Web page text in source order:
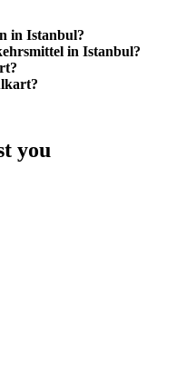
in Istanbul?
in Istanbul?
you